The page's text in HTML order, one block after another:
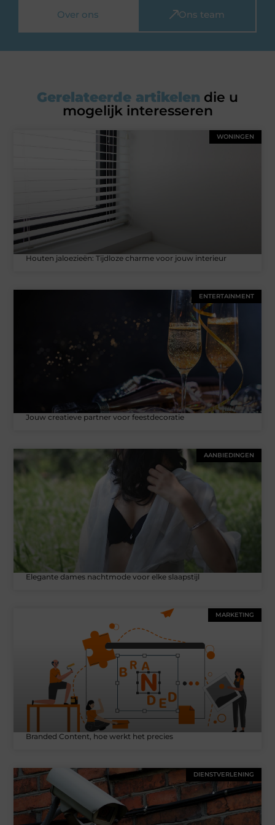
Over ons Ons team
Gerelateerde artikelen die u
mogelijk interesseren
WONINGEN
Houten jaloezieën: Tijdloze charme voor jouw interieur
ENTERTAINMENT
Jouw creatieve partner voor feestdecoratie
AANBIEDINGEN
Elegante dames nachtmode voor elke slaapstijl
MARKETING
Branded Content, hoe werkt het precies
DIENSTVERLENING